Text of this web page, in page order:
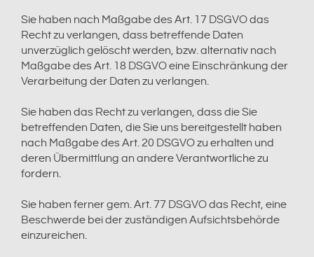
Sie haben nach Maßgabe des Art. 17 DSGVO das
Recht zu verlangen, dass betreffende Daten
unverzüglich gelöscht werden, bzw. alternativ nach
Maßgabe des Art. 18 DSGVO eine Einschränkung der
Verarbeitung der Daten zu verlangen.
Sie haben das Recht zu verlangen, dass die Sie
betreffenden Daten, die Sie uns bereitgestellt haben
nach Maßgabe des Art. 20 DSGVO zu erhalten und
deren Übermittlung an andere Verantwortliche zu
fordern.
Sie haben ferner gem. Art. 77 DSGVO das Recht, eine
Beschwerde bei der zuständigen Aufsichtsbehörde
einzureichen.